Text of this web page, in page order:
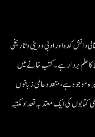
دانش کدہ اور ادبی ودینی و تاریخی
کا علم بردار ہے۔کتب خانے میں
موجود ہے، متعدد عالمی زبانوں
کی ایک معتد بہ تعداد مکتبہ